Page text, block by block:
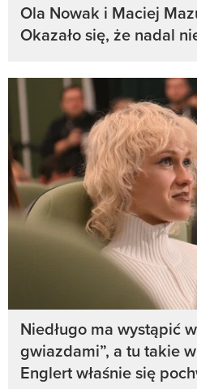
Ola Nowak i Maciej
Okazało się, że nadal
Niedługo ma wystąpić
gwiazdami”, a tu takie
Englert właśnie się